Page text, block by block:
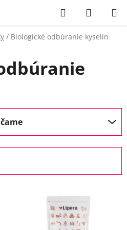
Hľadať
KOŠÍK
/ Biologické odbúranie kyselín